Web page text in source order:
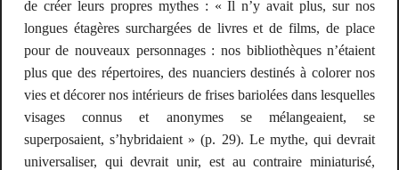
de créer leurs propres mythes : « Il n’y avait plus, sur nos
longues étagères surchargées de livres et de films, de place
pour de nouveaux personnages : nos bibliothèques n’étaient
plus que des répertoires, des nuanciers destinés à colorer nos
vies et décorer nos intérieurs de frises bariolées dans lesquelles
visages connus et anonymes se mélangeaient, se
superposaient, s’hybridaient » (p. 29). Le mythe, qui devrait
universaliser, qui devrait unir, est au contraire miniaturisé,